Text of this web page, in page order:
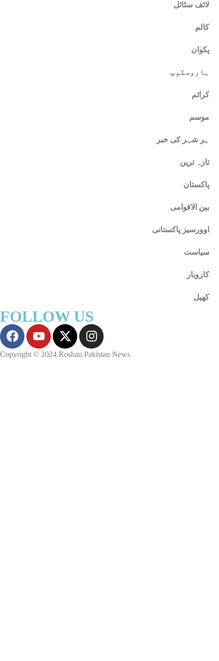
لائف سٹائل
کالم
پکوان
ہاروسکوپ
کرائم
موسم
ہر شہر کی خبر
تازہ ترین
پاکستان
بین الاقوامی
اوورسیز پاکستانی
سیاست
کاروبار
کھیل
FOLLOW US
Copyright © 2024 Roshan Pakistan News